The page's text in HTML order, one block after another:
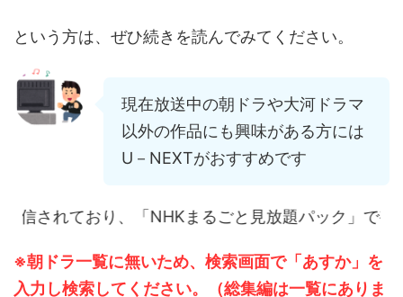
という方は、ぜひ続きを読んでみてください。
現在放送中の朝ドラや大河ドラマ
以外の作品にも興味がある方には
U－NEXTがおすすめです
、「NHKまるごと見放題パック」で視聴できます。
※朝ドラ一覧に無いため、検索画面で「あすか」を
入力し検索してください。（総集編は一覧にありま